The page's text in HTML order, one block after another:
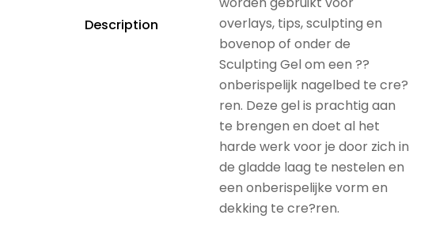
Description
overlays, tips, sculpting en
bovenop of onder de
Sculpting Gel om een ??
onberispelijk nagelbed te cre?
ren. Deze gel is prachtig aan
te brengen en doet al het
harde werk voor je door zich in
de gladde laag te nestelen en
een onberispelijke vorm en
dekking te cre?ren.